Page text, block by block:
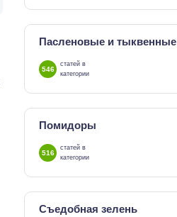
Пасленовые и тыквенные
546
статей в
категории
Помидоры
516
статей в
категории
Съедобная зелень